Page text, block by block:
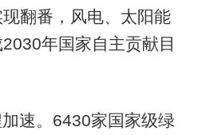
翻番，风电、太阳能
年国家自主贡献目
速。6430家国家级绿